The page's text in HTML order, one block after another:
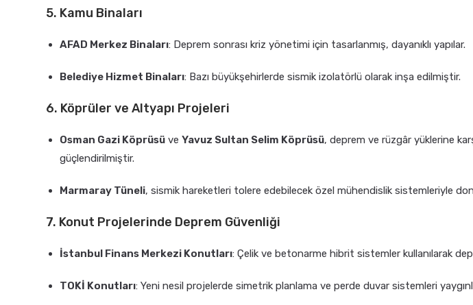
5. Kamu Binaları
AFAD Merkez Binaları: Deprem sonrası kriz yönetimi için tasarlanmış, dayanıklı yapılar.
Belediye Hizmet Binaları: Bazı büyükşehirlerde sismik izolatörlü olarak inşa edilmiştir.
6. Köprüler ve Altyapı Projeleri
Osman Gazi Köprüsü veYavuz Sultan Selim Köprüsü, deprem ve rüzgâr yüklerine
güçlendirilmiştir.
Marmaray Tüneli, sismik hareketleri tolere edebilecek özel mühendislik sistemleriyle
7. Konut Projelerinde Deprem Güvenliği
İstanbul Finans Merkezi Konutları: Çelik ve betonarme hibrit sistemler kullanılarak
TOKİ Konutları: Yeni nesil projelerde simetrik planlama ve perde duvar sistemleri